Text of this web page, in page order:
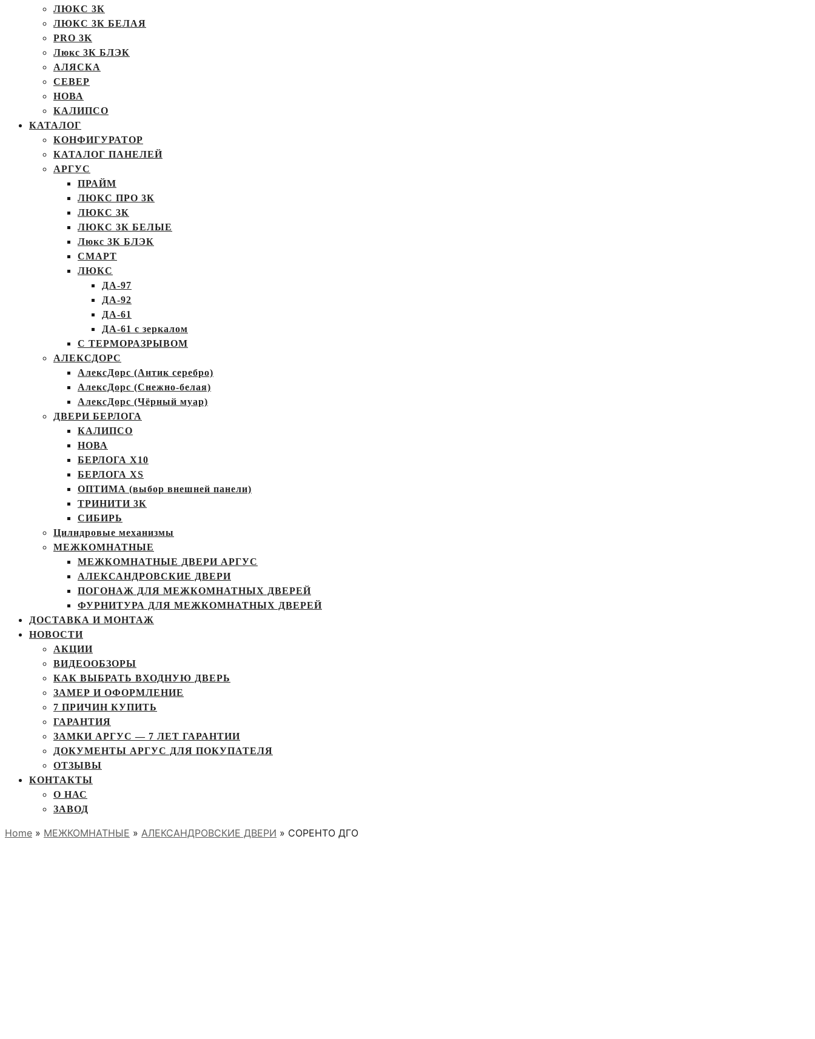
ЛЮКС 3К
ЛЮКС 3К БЕЛАЯ
PRO 3K
Люкс 3К БЛЭК
АЛЯСКА
СЕВЕР
НОВА
КАЛИПСО
КАТАЛОГ
КОНФИГУРАТОР
КАТАЛОГ ПАНЕЛЕЙ
АРГУС
ПРАЙМ
ЛЮКС ПРО 3К
ЛЮКС 3К
ЛЮКС 3К БЕЛЫЕ
Люкс 3К БЛЭК
СМАРТ
ЛЮКС
ДА-97
ДА-92
ДА-61
ДА-61 с зеркалом
С ТЕРМОРАЗРЫВОМ
АЛЕКСДОРС
АлексДорс (Антик серебро)
АлексДорс (Снежно-белая)
АлексДорс (Чёрный муар)
ДВЕРИ БЕРЛОГА
КАЛИПСО
НОВА
БЕРЛОГА Х10
БЕРЛОГА XS
ОПТИМА (выбор внешней панели)
ТРИНИТИ 3К
СИБИРЬ
Цилндровые механизмы
МЕЖКОМНАТНЫЕ
МЕЖКОМНАТНЫЕ ДВЕРИ АРГУС
АЛЕКСАНДРОВСКИЕ ДВЕРИ
ПОГОНАЖ ДЛЯ МЕЖКОМНАТНЫХ ДВЕРЕЙ
ФУРНИТУРА ДЛЯ МЕЖКОМНАТНЫХ ДВЕРЕЙ
ДОСТАВКА И МОНТАЖ
НОВОСТИ
АКЦИИ
ВИДЕООБЗОРЫ
КАК ВЫБРАТЬ ВХОДНУЮ ДВЕРЬ
ЗАМЕР И ОФОРМЛЕНИЕ
7 ПРИЧИН КУПИТЬ
ГАРАНТИЯ
ЗАМКИ АРГУС — 7 ЛЕТ ГАРАНТИИ
ДОКУМЕНТЫ АРГУС ДЛЯ ПОКУПАТЕЛЯ
ОТЗЫВЫ
КОНТАКТЫ
О НАС
ЗАВОД
Home » МЕЖКОМНАТНЫЕ » АЛЕКСАНДРОВСКИЕ ДВЕРИ » СОРЕНТО ДГО